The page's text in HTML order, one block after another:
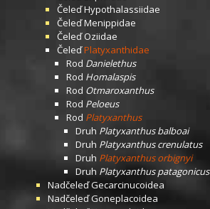
ČeleďHypothalassiidae
ČeleďMenippidae
ČeleďOziidae
ČeleďPlatyxanthidae
Rod Danielethus
Rod Homalaspis
Rod Otmaroxanthus
Rod Peloeus
Rod Platyxanthus
Druh Platyxanthus balboai
Druh Platyxanthus crenulatus
Druh Platyxanthus orbignyi
Druh Platyxanthus patagonicus
NadčeleďGecarcinucoidea
NadčeleďGoneplacoidea